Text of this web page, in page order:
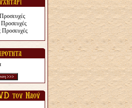
Προσευχές
Προσευχές